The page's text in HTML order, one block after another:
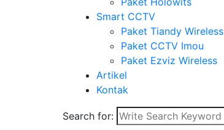
Smart CCTV
Paket Tiandy Wireless
Paket CCTV Imou
Paket Ezviz Wireless
Artikel
Kontak
Search for: